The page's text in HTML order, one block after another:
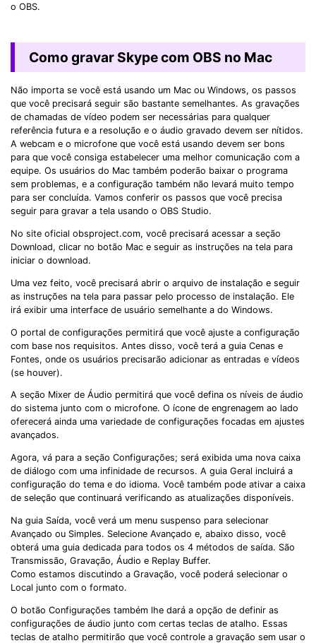
o OBS.
Como gravar Skype com OBS no Mac
Não importa se você está usando um Mac ou Windows, os passos
que você precisará seguir são bastante semelhantes. As gravações
de chamadas de vídeo podem ser necessárias para qualquer
referência futura e a resolução e o áudio gravado devem ser nítidos.
A webcam e o microfone que você está usando devem ser bons
para que você consiga estabelecer uma melhor comunicação com a
equipe. Os usuários do Mac também poderão baixar o programa
sem problemas, e a configuração também não levará muito tempo
para ser concluída. Vamos conferir os passos que você precisa
seguir para gravar a tela usando o OBS Studio.
No site oficial obsproject.com, você precisará acessar a seção
Download, clicar no botão Mac e seguir as instruções na tela para
iniciar o download.
Uma vez feito, você precisará abrir o arquivo de instalação e seguir
as instruções na tela para passar pelo processo de instalação. Ele
irá exibir uma interface de usuário semelhante a do Windows.
O portal de configurações permitirá que você ajuste a configuração
com base nos requisitos. Antes disso, você terá a guia Cenas e
Fontes, onde os usuários precisarão adicionar as entradas e vídeos
(se houver).
A seção Mixer de Áudio permitirá que você defina os níveis de áudio
do sistema junto com o microfone. O ícone de engrenagem ao lado
oferecerá ainda uma variedade de configurações focadas em ajustes
avançados.
Agora, vá para a seção Configurações; será exibida uma nova caixa
de diálogo com uma infinidade de recursos. A guia Geral incluirá a
configuração do tema e do idioma. Você também pode ativar a caixa
de seleção que continuará verificando as atualizações disponíveis.
Na guia Saída, você verá um menu suspenso para selecionar
Avançado ou Simples. Selecione Avançado e, abaixo disso, você
obterá uma guia dedicada para todos os 4 métodos de saída. São
Transmissão, Gravação, Áudio e Replay Buffer.
Como estamos discutindo a Gravação, você poderá selecionar o
Local junto com o formato.
O botão Configurações também lhe dará a opção de definir as
configurações de áudio junto com certas teclas de atalho. Essas
teclas de atalho permitirão que você controle a gravação sem usar o